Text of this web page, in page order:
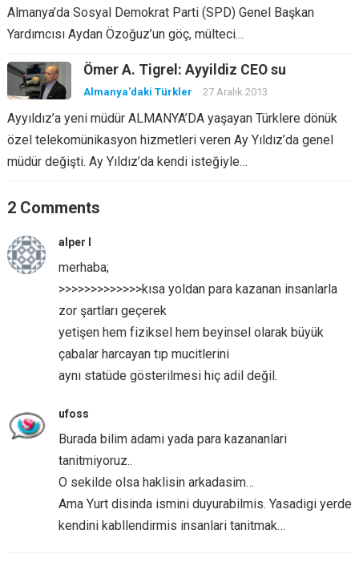
Almanya’da Sosyal Demokrat Parti (SPD) Genel Başkan
Yardımcısı Aydan Özoğuz’un göç, mülteci…
Ömer A. Tigrel: Ayyildiz CEO su
Almanya'daki Türkler 27 Aralık 2013
Ayyıldız’a yeni müdür ALMANYA’DA yaşayan Türklere dönük
özel telekomünikasyon hizmetleri veren Ay Yıldız’da genel
müdür değişti. Ay Yıldız’da kendi isteğiyle…
2 Comments
alper l
merhaba;
>>>>>>>>>>>>>kısa yoldan para kazanan insanlarla
zor şartları geçerek
yetişen hem fiziksel hem beyinsel olarak büyük
çabalar harcayan tıp mucitlerini
aynı statüde gösterilmesi hiç adil değil.
ufoss
Burada bilim adami yada para kazananlari
tanitmiyoruz..
O sekilde olsa haklisin arkadasim…
Ama Yurt disinda ismini duyurabilmis. Yasadigi yerde
kendini kabllendirmis insanlari tanitmak…